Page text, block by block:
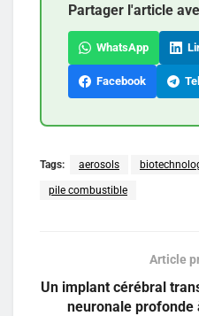
Partager l'article
WhatsApp
Facebook
Tags: aerosols
pile combustible
Article
Un implant cérébral
neuronale profonde